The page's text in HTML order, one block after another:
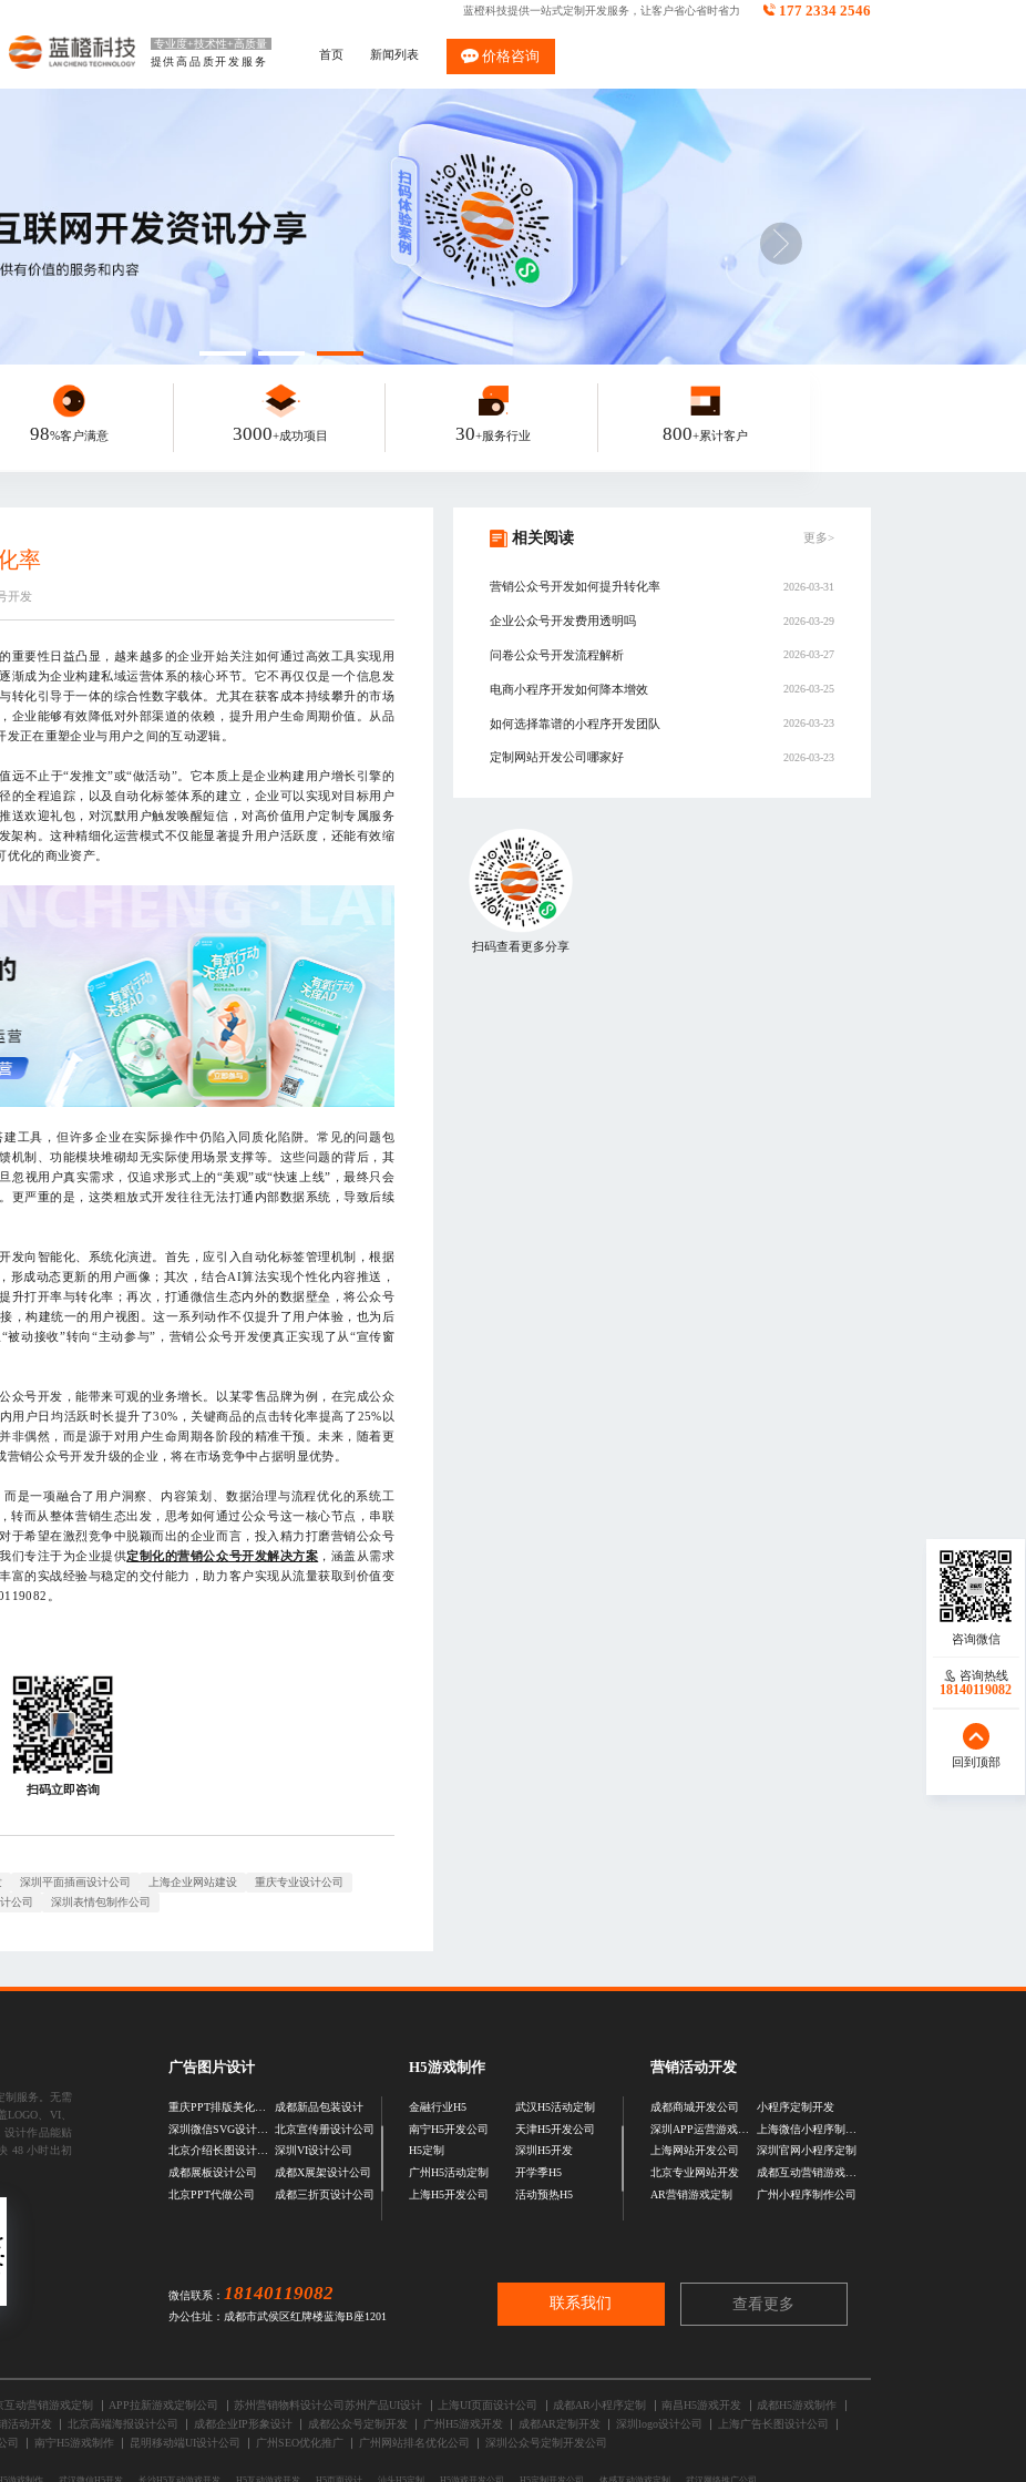
蓝橙科技提供一站式定制开发服务，让客户省心省时省力 177 2334 2546
专业度+技术性+高质量
提供高品质开发服务
首页 新闻列表 价格咨询
98%客户满意 3000+成功项目 30+服务行业 800+累计客户
率
开发
要性日益凸显，越来越多的企业开始关注如何通过高效工具实现用
逐渐成为企业构建私域运营体系的核心环节。它不再仅仅是一个信息发
转化引导于一体的综合性数字载体。尤其在获客成本持续攀升的市场
企业能够有效降低对外部渠道的依赖，提升用户生命周期价值。从品
正在重塑企业与用户之间的互动逻辑。
不止于“发推文”或“做活动”。它本质上是企业构建用户增长引擎的
的全程追踪，以及自动化标签体系的建立，企业可以实现对目标用户
送欢迎礼包，对沉默用户触发唤醒短信，对高价值用户定制专属服务
构。这种精细化运营模式不仅能显著提升用户活跃度，还能有效缩
化的商业资产。
具，但许多企业在实际操作中仍陷入同质化陷阱。常见的问题包
机制、功能模块堆砌却无实际使用场景支撑等。这些问题的背后，其
忽视用户真实需求，仅追求形式上的“美观”或“快速上线”，最终只会
更严重的是，这类粗放式开发往往无法打通内部数据系统，导致后续
向智能化、系统化演进。首先，应引入自动化标签管理机制，根据
形成动态更新的用户画像；其次，结合AI算法实现个性化内容推送，
升打开率与转化率；再次，打通微信生态内外的数据壁垒，将公众号
，构建统一的用户视图。这一系列动作不仅提升了用户体验，也为后
动接收”转向“主动参与”，营销公众号开发便真正实现了从“宣传窗
号开发，能带来可观的业务增长。以某零售品牌为例，在完成公众
用户日均活跃时长提升了30%，关键商品的点击转化率提高了25%以
非偶然，而是源于对用户生命周期各阶段的精准干预。未来，随着更
销公众号开发升级的企业，将在市场竞争中占据明显优势。
一项融合了用户洞察、内容策划、数据治理与流程优化的系统工
转而从整体营销生态出发，思考如何通过公众号这一核心节点，串联
于希望在激烈竞争中脱颖而出的企业而言，投入精力打磨营销公众号
们专注于为企业提供定制化的营销公众号开发解决方案 ，涵盖从需求
富的实战经验与稳定的交付能力，助力客户实现从流量获取到价值变
。
扫码立即咨询
深圳平面插画设计公司 上海企业网站建设
重庆专业设计公司
公司 深圳表情包制作公司
相关阅读 更多>
营销公众号开发如何提升转化率 2026-03-31
企业公众号开发费用透明吗 2026-03-29
问卷公众号开发流程解析 2026-03-27
电商小程序开发如何降本增效 2026-03-25
如何选择靠谱的小程序开发团队 2026-03-23
定制网站开发公司哪家好 2026-03-23
扫码查看更多分享
咨询热线
17723342546
回到顶部
咨询热线
18140119082
回到顶部
制服务。无需
、VI、
设计作品能贴
48 小时出初
广告图片设计
重庆PPT排版美化公司
深圳微信SVG设计公司
北京介绍长图设计公司
成都展板设计公司
北京PPT代做公司
成都新品包装设计
北京宣传册设计公司
深圳VI设计公司
成都X展架设计公司
成都三折页设计公司
H5游戏制作
金融行业H5
南宁H5开发公司
H5定制
广州H5活动定制
上海H5开发公司
武汉H5活动定制
天津H5开发公司
深圳H5开发
开学季H5
活动预热H5
营销活动开发
成都商城开发公司
深圳APP运营游戏定制
上海网站开发公司
北京专业网站开发
AR营销游戏定制
小程序定制开发
深圳官网小程序定制
成都互动营销游戏定制
广州小程序制作公司
微信联系： 18140119082
办公住址：成都市武侯区红牌楼蓝海B座1201
联系我们 查看更多
互动营销游戏定制 APP拉新游戏定制公司 苏州营销物料设计公司苏州产品UI设计 上海UI页面设计公司 成都AR小程序定制 南昌H5游戏开发
成都H5游戏制作
活动开发 北京高端海报设计公司 成都企业IP形象设计 成都公众号定制开发 广州H5游戏开发 成都AR定制开发 深圳logo设计公司
上海广告长图设计公司
司
南宁H5游戏制作 昆明移动端UI设计公司 广州SEO优化推广 广州网站排名优化公司 深圳公众号定制开发公司